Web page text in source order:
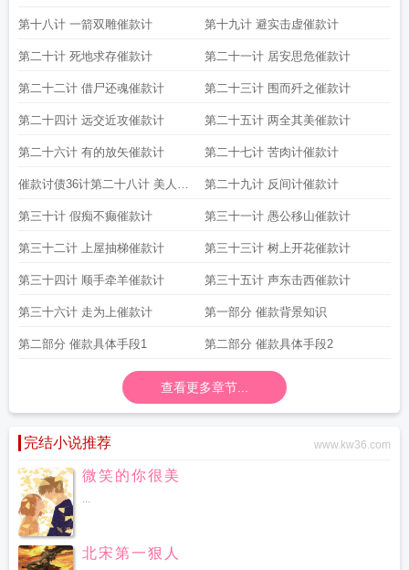
第十八计 一箭双雕催款计 第十九计 避实击虚催款计
第二十计 死地求存催款计 第二十一计 居安思危催款计
第二十二计 借尸还魂催款计 第二十三计 围而歼之催款计
第二十四计 远交近攻催款计 第二十五计 两全其美催款计
第二十六计 有的放矢催款计 第二十七计 苦肉计催款计
催款讨债36计第二十八计 美人计
催款计
第二十九计 反间计催款计
第三十计 假痴不癫催款计 第三十一计 愚公移山催款计
第三十二计 上屋抽梯催款计 第三十三计 树上开花催款计
第三十四计 顺手牵羊催款计 第三十五计 声东击西催款计
第三十六计 走为上催款计 第一部分 催款背景知识
第二部分 催款具体手段1 第二部分 催款具体手段2
查看更多章节...
完结小说推荐 www.kw36.com
微笑的你很美
...
北宋第一狠人